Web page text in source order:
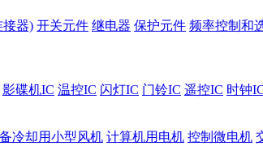
接器) 开关元件 继电器 保护元件 频率控制和
影碟机IC 温控IC 闪灯IC 门铃IC 遥控IC 时钟
冷却用小型风机 计算机用电机 控制微电机